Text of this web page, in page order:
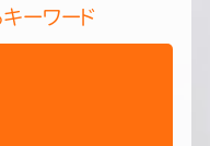
ーワード